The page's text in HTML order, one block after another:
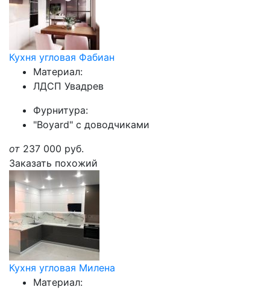
Кухня угловая Фабиан
Материал:
ЛДСП Увадрев
Фурнитура:
"Boyard" с доводчиками
от 237 000 руб.
Заказать похожий
Кухня угловая Милена
Материал: